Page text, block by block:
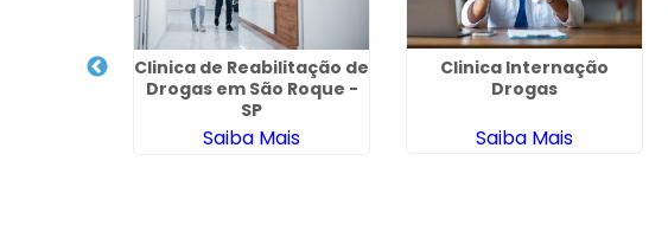
Álcool e
Clinica de Reabilitação de
Drogas em São Roque -
SP
Saiba Mais
Clinica Internação
Drogas
Saiba Mais